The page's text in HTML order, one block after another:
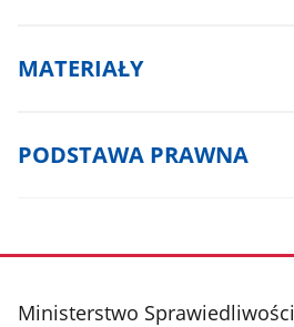
MATERIAŁY
PODSTAWA PRAWNA
stopka
Ministerstwo Sprawiedliwości